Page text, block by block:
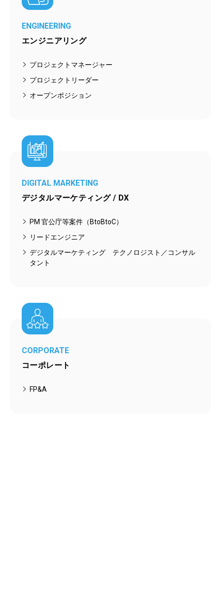
ENGINEERING
エンジニアリング
プロジェクトマネージャー
プロジェクトリーダー
オープンポジション
DIGITAL MARKETING
デジタルマーケティング / DX
PM 官公庁等案件（BtoBtoC）
リードエンジニア
デジタルマーケティング テクノロジスト／コンサル
タント
CORPORATE
コーポレート
FP&A